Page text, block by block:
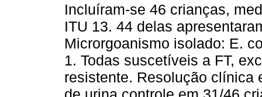
Incluíram-se 46 crianças,
ITU 13. 44 delas
Microrgoanismo isolado: E.
1. Todas suscetíveis a FT,
resistente. Resolução clínica